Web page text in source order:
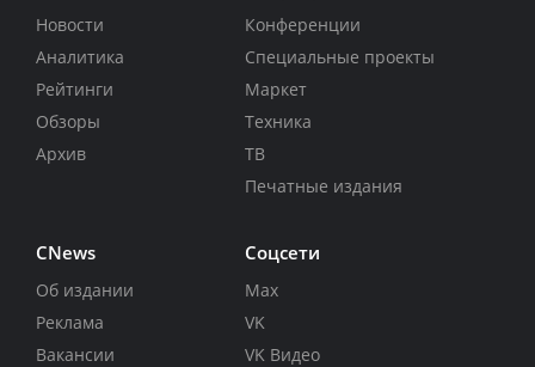
Новости
Аналитика
Рейтинги
Обзоры
Архив
Конференции
Специальные проекты
Маркет
Техника
ТВ
Печатные издания
CNews
Об издании
Реклама
Вакансии
Соцсети
Max
VK
VK Видео